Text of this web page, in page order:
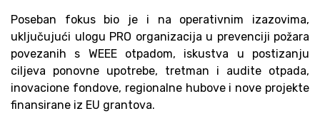
Poseban fokus bio je i na operativnim izazovima,
uključujući ulogu PRO organizacija u prevenciji požara
povezanih s WEEE otpadom, iskustva u postizanju
ciljeva ponovne upotrebe, tretman i audite otpada,
inovacione fondove, regionalne hubove i nove projekte
finansirane iz EU grantova.